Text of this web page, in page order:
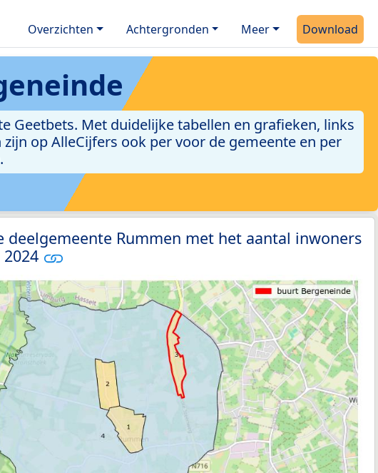
Overzichten Achtergronden Meer Download
Geetbets. Met duidelijke tabellen en grafieken, links
op AlleCijfers ook per voor de gemeente en per
deelgemeente Rummen met het aantal inwoners